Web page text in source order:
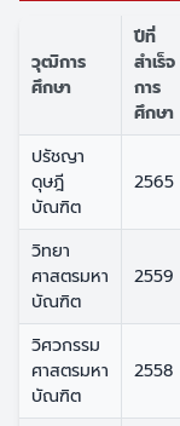
วุฒิการ
ศึกษา
ปีที่
สำเร็จ
การ
ศึกษา
ปรัชญา
ดุษฎี
บัณฑิต
2565
วิทยา
ศาสตรมหา
บัณฑิต
2559
วิศวกรรม
ศาสตรมหา
บัณฑิต
2558